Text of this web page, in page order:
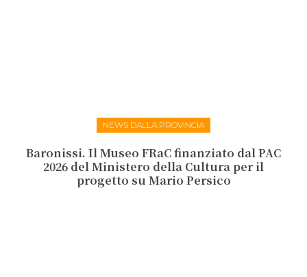
NEWS DALLA PROVINCIA
Baronissi. Il Museo FRaC finanziato dal PAC
2026 del Ministero della Cultura per il
progetto su Mario Persico